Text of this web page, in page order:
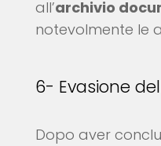
all’archivio
notevolmente le
6- Evasione
Dopo aver